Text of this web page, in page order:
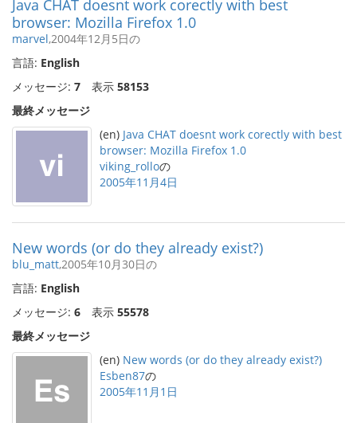
Java CHAT doesnt work corectly with best
browser: Mozilla Firefox 1.0
marvel,2004年12月5日の
言語: English
メッセージ: 7 表示 58153
最終メッセージ
(en) Java CHAT doesnt work corectly with best
browser: Mozilla Firefox 1.0
viking_rolloの
2005年11月4日
New words (or do they already exist?)
blu_matt,2005年10月30日の
言語: English
メッセージ: 6 表示 55578
最終メッセージ
(en) New words (or do they already exist?)
Esben87の
2005年11月1日